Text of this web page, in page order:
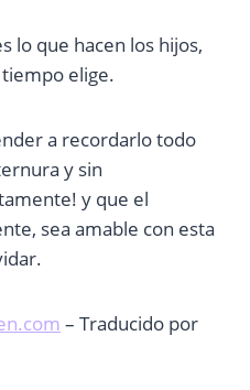
lo que hacen los hijos,
elige.
a recordarlo todo
y sin
y que el
sea amable con esta
– Traducido por